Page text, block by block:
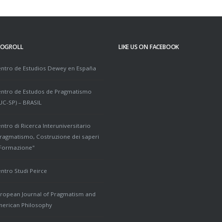
de Estudios Dewey en España
de Estudos de Pragmatismo
SP) – BRASIL
di Ricerca Interuniversitario
Costruzione dei saperi
Studi Peirce
Journal of Pragmatism and
Philosophy
LIKE US ON FACEBOOK